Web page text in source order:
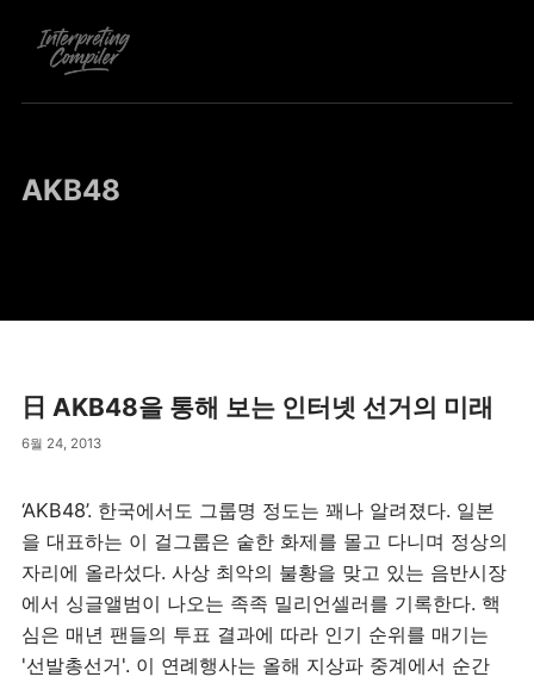
AKB48
日 AKB48을 통해 보는 인터넷 선거의 미래
6월 24, 2013
‘AKB48’. 한국에서도 그룹명 정도는 꽤나 알려졌다. 일본
을 대표하는 이 걸그룹은 숱한 화제를 몰고 다니며 정상의
자리에 올라섰다. 사상 최악의 불황을 맞고 있는 음반시장
에서 싱글앨범이 나오는 족족 밀리언셀러를 기록한다. 핵
심은 매년 팬들의 투표 결과에 따라 인기 순위를 매기는
'선발총선거'. 이 연례행사는 올해 지상파 중계에서 순간